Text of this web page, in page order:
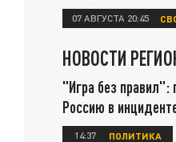
07 АВГУСТА 20:45
НОВОСТИ
"Игра без правил":
Россию в
14:37 ПОЛИТИКА